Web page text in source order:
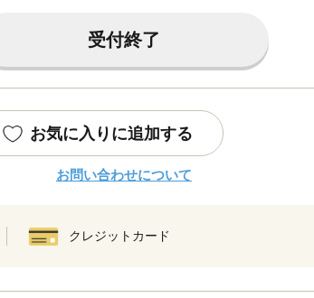
受付終了
お気に入りに追加する
お問い合わせについて
クレジットカード